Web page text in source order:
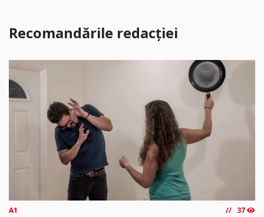
Recomandările redacției
A1 37